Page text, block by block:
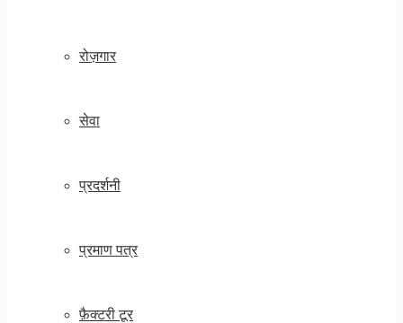
रोज़गार
सेवा
प्रदर्शनी
प्रमाण पत्र
फ़ैक्टरी टूर